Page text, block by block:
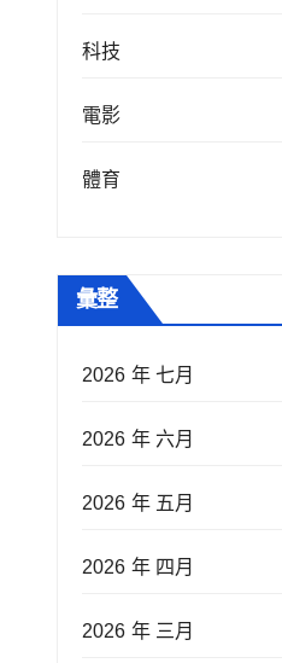
科技
電影
體育
彙整
2026 年 七月
2026 年 六月
2026 年 五月
2026 年 四月
2026 年 三月